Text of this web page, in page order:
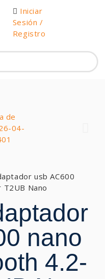
Iniciar
Sesión /
Registro
usb AC600
Nano
nano
4.2-